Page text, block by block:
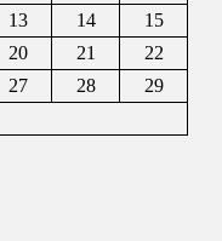
13 14
15
20 21
22
27 28
29